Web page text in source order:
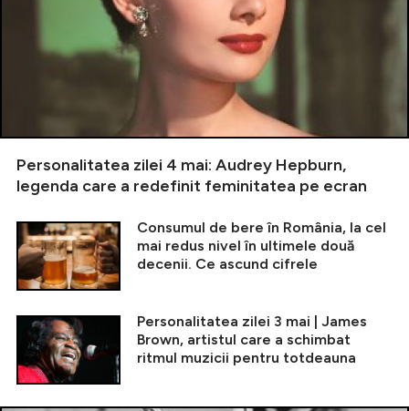
Personalitatea zilei 4 mai: Audrey Hepburn,
legenda care a redefinit feminitatea pe ecran
Consumul de bere în România, la cel
mai redus nivel în ultimele două
decenii. Ce ascund cifrele
Personalitatea zilei 3 mai | James
Brown, artistul care a schimbat
ritmul muzicii pentru totdeauna